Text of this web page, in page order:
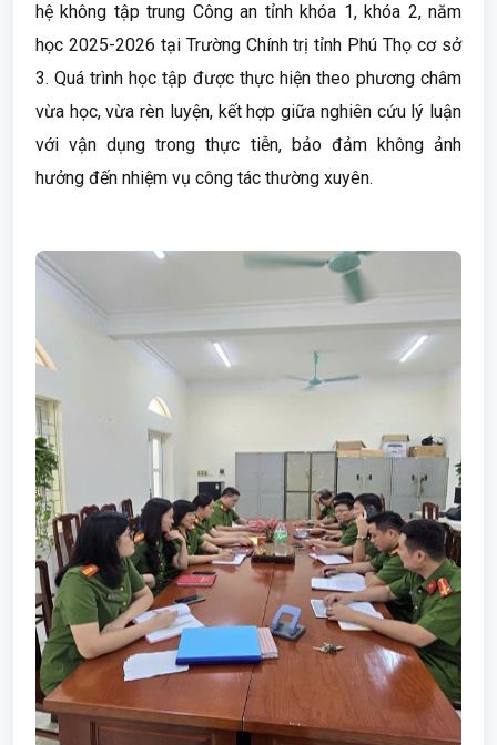
hệ không tập trung Công an tỉnh khóa 1, khóa 2, năm
học 2025-2026 tại Trường Chính trị tỉnh Phú Thọ cơ sở
3. Quá trình học tập được thực hiện theo phương châm
vừa học, vừa rèn luyện, kết hợp giữa nghiên cứu lý luận
với vận dụng trong thực tiễn, bảo đảm không ảnh
hưởng đến nhiệm vụ công tác thường xuyên.